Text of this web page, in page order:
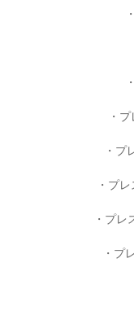
プ
プ
プレ
プレ
プ